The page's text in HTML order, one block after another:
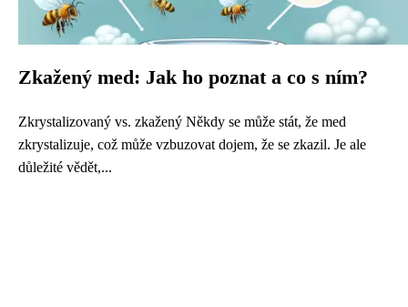
Zkažený med: Jak ho poznat a co s ním?
Zkrystalizovaný vs. zkažený Někdy se může stát, že med
zkrystalizuje, což může vzbuzovat dojem, že se zkazil. Je ale
důležité vědět,...